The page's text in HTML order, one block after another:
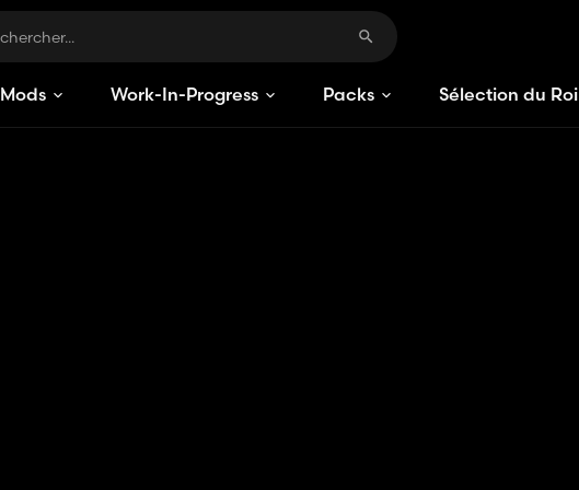
Mods Work-In-Progress Packs Sélection du Roi